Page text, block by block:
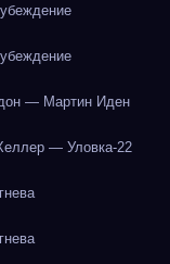
— Мартин Иден
— Уловка-22